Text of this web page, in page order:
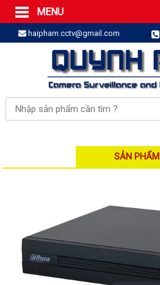
MENU
Trang Chủ
Sản phẩm
SẢN PHẨM TRỌN GÓI
LẮP BÁO TRỘM TRỌN GÓI
LẮP CAMERA TRỌN GÓI
Camera IP
Camera IP KBVISION
Camera IP HIKVISION
Camera IP Visionhitech
Đầu ghi IP | NVR
Đầu ghi IP HIKVISION
Đầu ghi IP KBVISION
haipham.cctv@gmail.com
SẢN PHẨM